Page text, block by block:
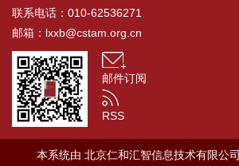
联系电话：010-62536271
邮箱： lxxb@cstam.org.cn
邮件订阅
RSS
本系统由 北京仁和汇智信息技术有限公司